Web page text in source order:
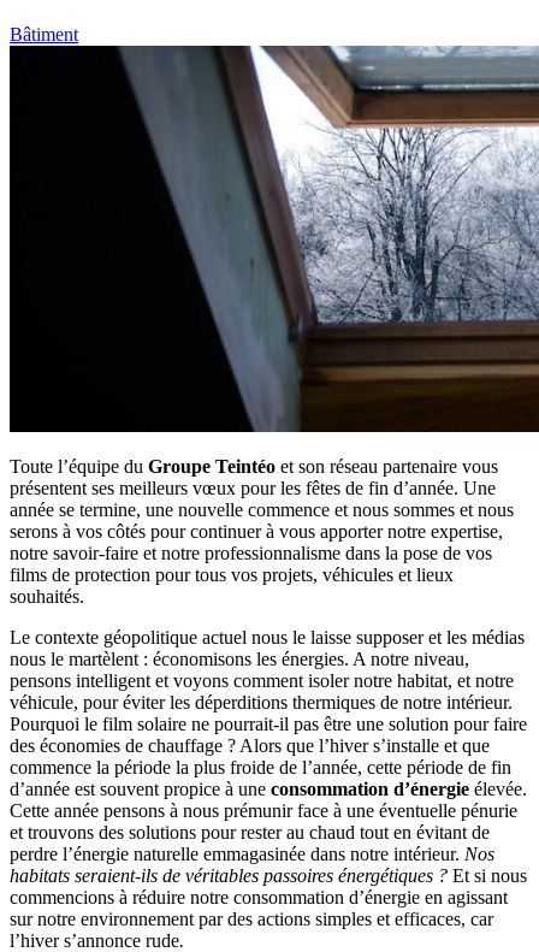
Bâtiment
Toute l’équipe du Groupe Teintéo et son réseau partenaire vous
présentent ses meilleurs vœux pour les fêtes de fin d’année. Une
année se termine, une nouvelle commence et nous sommes et nous
serons à vos côtés pour continuer à vous apporter notre expertise,
notre savoir-faire et notre professionnalisme dans la pose de vos
films de protection pour tous vos projets, véhicules et lieux
souhaités.
Le contexte géopolitique actuel nous le laisse supposer et les médias
nous le martèlent : économisons les énergies. A notre niveau,
pensons intelligent et voyons comment isoler notre habitat, et notre
véhicule, pour éviter les déperditions thermiques de notre intérieur.
Pourquoi le film solaire ne pourrait-il pas être une solution pour faire
des économies de chauffage ? Alors que l’hiver s’installe et que
commence la période la plus froide de l’année, cette période de fin
d’année est souvent propice à une consommation d’énergie élevée.
Cette année pensons à nous prémunir face à une éventuelle pénurie
et trouvons des solutions pour rester au chaud tout en évitant de
perdre l’énergie naturelle emmagasinée dans notre intérieur. Nos
habitats seraient-ils de véritables passoires énergétiques ? Et si nous
commencions à réduire notre consommation d’énergie en agissant
sur notre environnement par des actions simples et efficaces, car
l’hiver s’annonce rude.